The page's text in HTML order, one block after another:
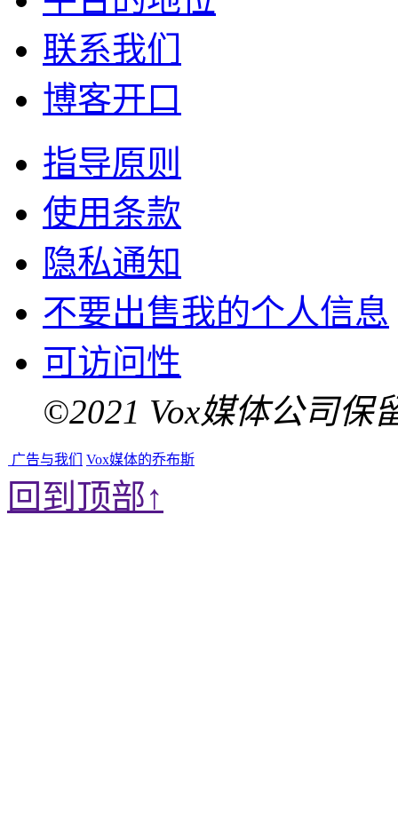
联系我们
博客开口
指导原则
使用条款
隐私通知
不要出售我的个人信息
可访问性
©2021 Vox媒体公司保
广告与我们 Vox媒体的乔布斯
回到顶部↑